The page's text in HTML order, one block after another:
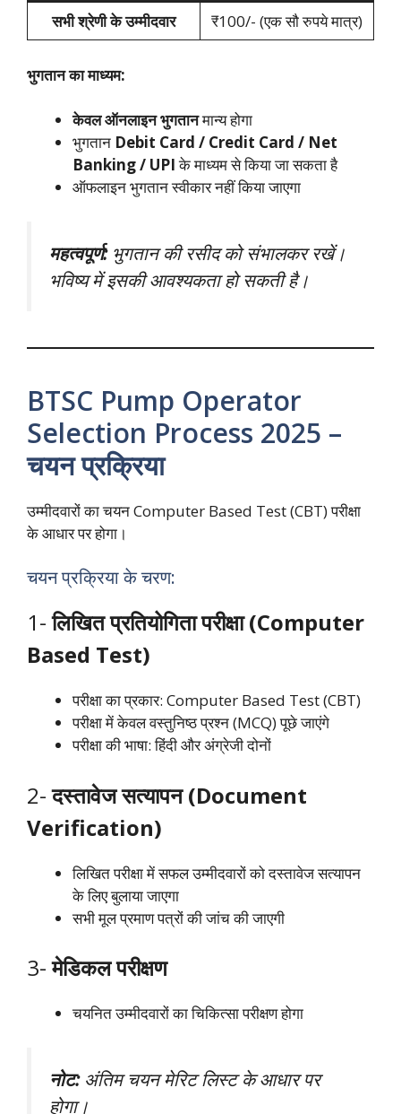
सभी श्रेणी के उम्मीदवार
₹100/- (एक सौ रुपये मात्र)
भुगतान का माध्यम:
केवल ऑनलाइन भुगतानमान्य होगा
भुगतान Debit Card / Credit Card / Net
Banking / UPIके माध्यम से किया जा सकता है
ऑफलाइन भुगतान स्वीकार नहीं किया जाएगा
महत्वपूर्ण:भुगतान की रसीद को संभालकर रखें।
भविष्य में इसकी आवश्यकता हो सकती है।
BTSC Pump Operator
Selection Process 2025 –
चयन प्रक्रिया
उम्मीदवारों का चयन Computer Based Test (CBT) परीक्षा
के आधार पर होगा।
चयन प्रक्रिया के चरण:
1-लिखित प्रतियोगिता परीक्षा (Computer
Based Test)
परीक्षा का प्रकार: Computer Based Test (CBT)
परीक्षा में केवल वस्तुनिष्ठ प्रश्न (MCQ) पूछे जाएंगे
परीक्षा की भाषा: हिंदी और अंग्रेजी दोनों
2-दस्तावेज सत्यापन (Document
Verification)
लिखित परीक्षा में सफल उम्मीदवारों को दस्तावेज सत्यापन
के लिए बुलाया जाएगा
सभी मूल प्रमाण पत्रों की जांच की जाएगी
3-मेडिकल परीक्षण
चयनित उम्मीदवारों का चिकित्सा परीक्षण होगा
नोट:अंतिम चयन मेरिट लिस्ट के आधार पर
होगा।